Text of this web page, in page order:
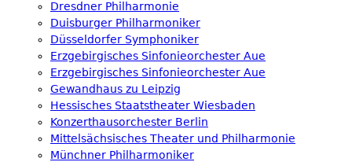
Dresdner Philharmonie
Duisburger Philharmoniker
Düsseldorfer Symphoniker
Erzgebirgisches Sinfonieorchester Aue
Erzgebirgisches Sinfonieorchester Aue
Gewandhaus zu Leipzig
Hessisches Staatstheater Wiesbaden
Konzerthausorchester Berlin
Mittelsächsisches Theater und Philharmonie
Münchner Philharmoniker